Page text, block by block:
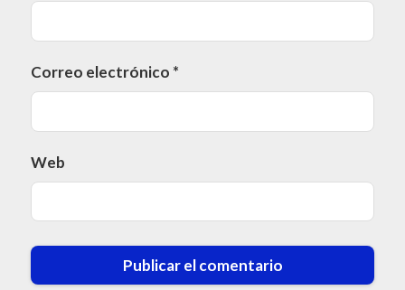
Correo electrónico *
Web